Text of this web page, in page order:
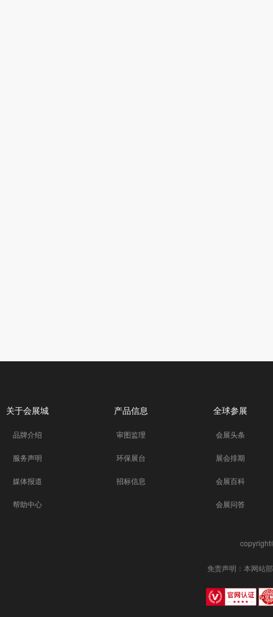
关于会展城
品牌介绍
服务声明
媒体报道
帮助中心
产品信息
审图监理
环保展台
招标信息
全球参展
会展头条
展会排期
会展百科
会展问答
免责声明：本网站